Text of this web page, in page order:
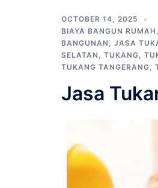
OCTOBER 14, 2025
BIAYA BANGUN RUMAH ,
BANGUNAN , JASA
SELATAN , TUKANG,
TUKANG TANGERANG,
Jasa